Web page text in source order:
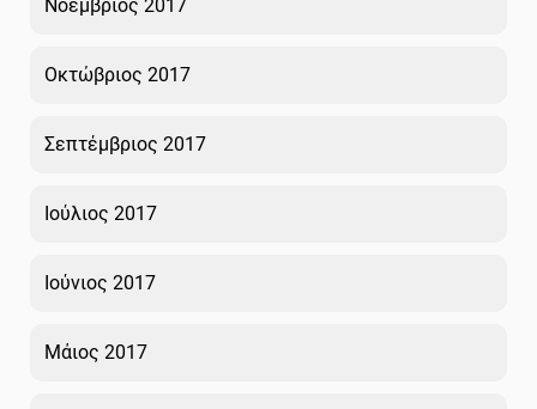
Νοέμβριος 2017
Οκτώβριος 2017
Σεπτέμβριος 2017
Ιούλιος 2017
Ιούνιος 2017
Μάιος 2017